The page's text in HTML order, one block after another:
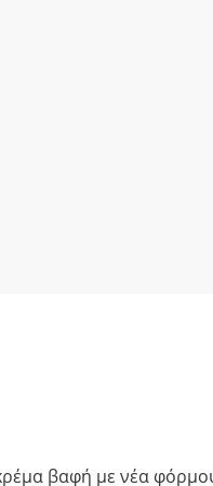
βαφή με νέα